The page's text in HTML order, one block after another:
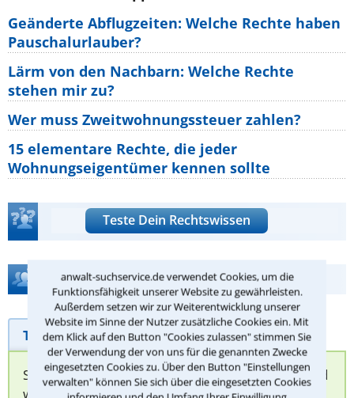
anwalt-suchservice.de verwendet Cookies, um die
Funktionsfähigkeit unserer Website zu gewährleisten.
Außerdem setzen wir zur Weiterentwicklung unserer
Website im Sinne der Nutzer zusätzliche Cookies ein. Mit
dem Klick auf den Button "Cookies zulassen" stimmen Sie
der Verwendung der von uns für die genannten Zwecke
eingesetzten Cookies zu. Über den Button "Einstellungen
verwalten" können Sie sich über die eingesetzten Cookies
Geänderte Abflugzeiten: Welche Rechte haben
Pauschalurlauber?
Lärm von den Nachbarn: Welche Rechte
stehen mir zu?
Wer muss Zweitwohnungssteuer zahlen?
15 elementare Rechte, die jeder
Wohnungseigentümer kennen sollte
Teste Dein Rechtswissen
Hilfe bei Ihrer Anwaltsuche?
Telefonhilfe Beratungsanfrage
Sie können hier Ihren Fall schildern. Anschließend
werden sich spezialisierte Rechtsanwälte bei